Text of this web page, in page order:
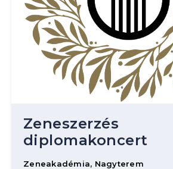
Zeneszerzés
diplomakoncert
Zeneakadémia, Nagyterem